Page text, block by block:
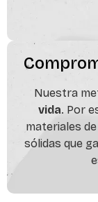
Nuestra
vida. Por
materiales
sólidas que